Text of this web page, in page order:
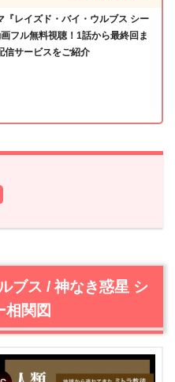
『レイズド・バイ・ウルブス シー
フル無料視聴！1話から最終回ま
信サービスをご紹介
/ 神なき惑星 シーズン1』
/ 神なき惑星』前回第9話
イ・ウルブス / 神なき惑星
感情の置き所
ブス / 神なき惑星 シ
相関図